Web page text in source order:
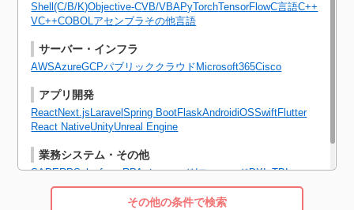
Shell(C/B/K)Objective-CVB/VBAPyTorchTensorFlowC言語C++
VC++COBOLアセンブラ その他言語
サーバー・インフラ
AWSAzureGCPパブリッククラウド Microsoft365Cisco
アプリ開発
ReactNext.js LaravelSpring BootFlaskAndroidiOSSwiftFlutter
React NativeUnityUnreal Engine
業務システム・その他
SAPERPSalesforceRPAノーコード/ローコードDXIoTBI
その他の条件で検索